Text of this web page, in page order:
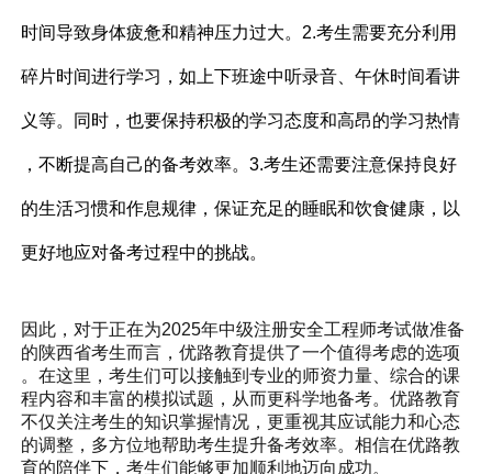
时间导致身体疲惫和精神压力过大。2.考生需要充分利用
碎片时间进行学习，如上下班途中听录音、午休时间看讲
义等。同时，也要保持积极的学习态度和高昂的学习热情
，不断提高自己的备考效率。3.考生还需要注意保持良好
的生活习惯和作息规律，保证充足的睡眠和饮食健康，以
更好地应对备考过程中的挑战。
因此，对于正在为2025年中级注册安全工程师考试做准备
的陕西省考生而言，优路教育提供了一个值得考虑的选项
。在这里，考生们可以接触到专业的师资力量、综合的课
程内容和丰富的模拟试题，从而更科学地备考。优路教育
不仅关注考生的知识掌握情况，更重视其应试能力和心态
的调整，多方位地帮助考生提升备考效率。相信在优路教
育的陪伴下，考生们能够更加顺利地迈向成功。